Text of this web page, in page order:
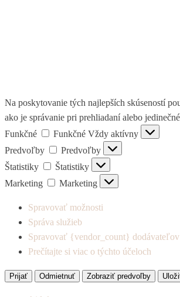
Na poskytovanie tých najlepších skúseností
ako je správanie pri prehliadaní alebo
Funkčné
Funkčné Vždy aktívny
Predvoľby
Predvoľby
Štatistiky
Štatistiky
Marketing
Marketing
Spravovať možnosti
Správa služieb
Spravovať {vendor_count} dodávateľov
Prečítajte si viac o týchto účeloch
Prijať Odmietnuť Zobraziť predvoľby